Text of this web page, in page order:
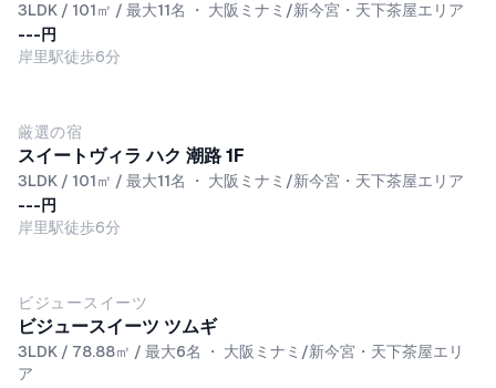
3LDK / 101㎡ / 最大11名 ・ 大阪ミナミ/新今宮・天下茶屋エリア
---円
岸里駅徒歩6分
NEW
厳選の宿
スイートヴィラ ハク 潮路 1F
3LDK / 101㎡ / 最大11名 ・ 大阪ミナミ/新今宮・天下茶屋エリア
---円
岸里駅徒歩6分
ビジュースイーツ
ビジュースイーツ ツムギ
3LDK / 78.88㎡ / 最大6名 ・ 大阪ミナミ/新今宮・天下茶屋エリ
ア